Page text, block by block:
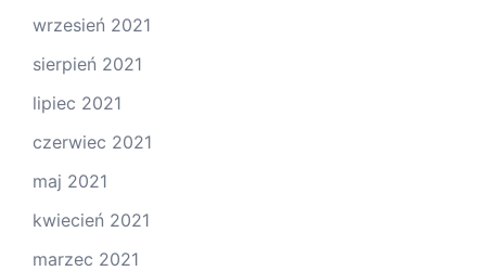
wrzesień 2021
sierpień 2021
lipiec 2021
czerwiec 2021
maj 2021
kwiecień 2021
marzec 2021